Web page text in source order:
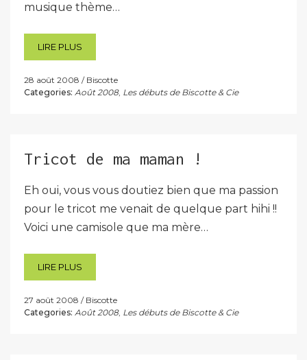
musique thème…
LIRE PLUS
28 août 2008
Biscotte
Categories: Août 2008, Les débuts de Biscotte & Cie
Tricot de ma maman !
Eh oui, vous vous doutiez bien que ma passion
pour le tricot me venait de quelque part hihi !!
Voici une camisole que ma mère…
LIRE PLUS
27 août 2008
Biscotte
Categories: Août 2008, Les débuts de Biscotte & Cie